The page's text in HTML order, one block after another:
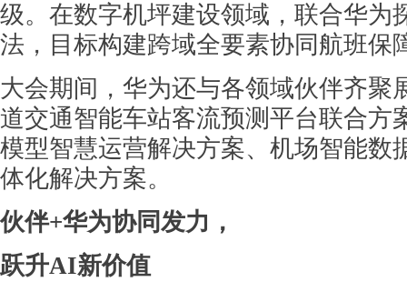
级。在数字机坪建设领域，联合华为
法，目标构建跨域全要素协同航班保
大会期间，华为还与各领域伙伴齐聚
道交通智能车站客流预测平台联合方
模型智慧运营解决方案、机场智能数
体化解决方案。
伙伴+华为协同发力，
跃升AI新价值